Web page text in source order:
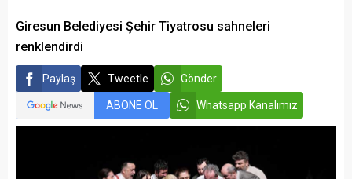
Giresun Belediyesi Şehir Tiyatrosu sahneleri
renklendirdi
Paylaş Tweetle Gönder
ABONE OL Whatsapp Kanalımız